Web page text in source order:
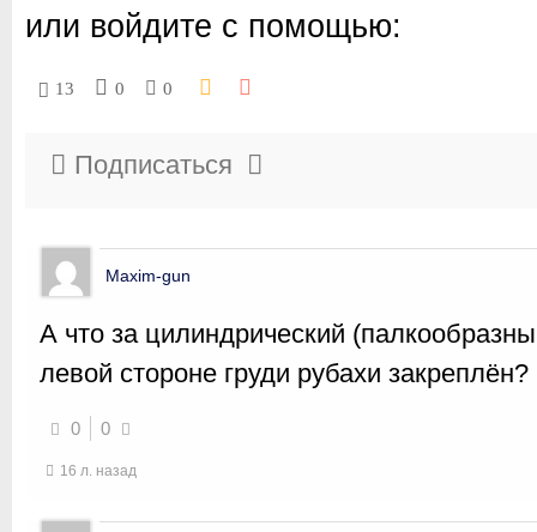
или войдите с помощью:
13 0 0
Подписаться
Maxim-gun
А что за цилиндрический
левой стороне груди рубахи закреплён?
0 0
16 л. назад